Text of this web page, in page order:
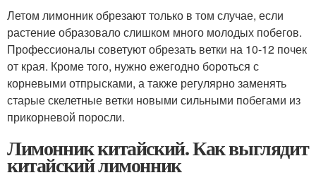
Летом лимонник обрезают только в том случае, если
растение образовало слишком много молодых побегов.
Профессионалы советуют обрезать ветки на 10-12 почек
от края. Кроме того, нужно ежегодно бороться с
корневыми отпрысками, а также регулярно заменять
старые скелетные ветки новыми сильными побегами из
прикорневой поросли.
Лимонник китайский. Как выглядит
китайский лимонник